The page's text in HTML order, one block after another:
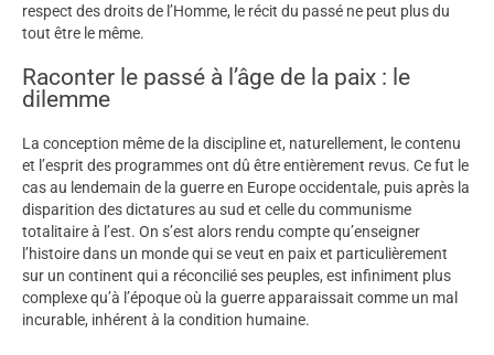
respect des droits de l’Homme, le récit du passé ne peut plus du
tout être le même.
Raconter le passé à l’âge de la paix : le
dilemme
La conception même de la discipline et, naturellement, le contenu
et l’esprit des programmes ont dû être entièrement revus. Ce fut le
cas au lendemain de la guerre en Europe occidentale, puis après la
disparition des dictatures au sud et celle du communisme
totalitaire à l’est. On s’est alors rendu compte qu’enseigner
l’histoire dans un monde qui se veut en paix et particulièrement
sur un continent qui a réconcilié ses peuples, est infiniment plus
complexe qu’à l’époque où la guerre apparaissait comme un mal
incurable, inhérent à la condition humaine.